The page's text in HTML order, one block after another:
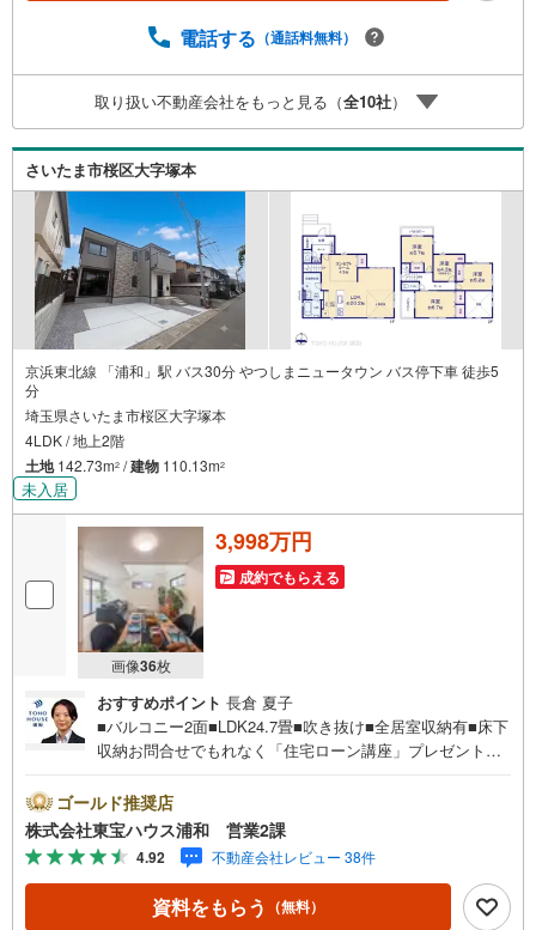
ンナーと無料相談。ローン返済について、老後や学費等も
建物取引士やファイナンシャルプランナー、住宅ローンア
ドバイザーなど、専門資格を持つスタッフが多数在籍して
おります。お客様からの資料請求、お問い合わせをお待ち
しております。
電話する （通話料無料）
取り扱い不動産会社をもっと見る（全10社）
さいたま市桜区大字塚本
京浜東北線 「浦和」駅 バス30分 やつしまニュータウン バス停下車 徒歩5
分
埼玉県さいたま市桜区大字塚本
4LDK / 地上2階
土地142.73m2 /建物 110.13m2
未入居
画像36枚
3,998万円
成約でもらえる
おすすめポイント 長倉 夏子
■バルコニー2面■LDK24.7畳■吹き抜け■全居室収納有■床下
収納お問合せでもれなく「住宅ローン講座」プレゼント！
話でのお問い合わせがスムーズにご案内できますぜひお気
軽にご連絡下さい！東宝ハウスライフソリューションズグ
ループ 東宝ハウス浦和 特別提携金利〔一例〕東宝ハウ
ス浦和の住宅ローン■変動金利全期間引下げプラン⇒住宅ロ
ーン金利優遇割の最大適用《0.89％》と某信用金庫金利1.2
75％の比較借入金4000万円返済期間35年の総返済額の差額:
ゴールド推奨店
株式会社東宝ハウス浦和 営業2課
4.92 不動産会社レビュー 38件
資料をもらう （無料）